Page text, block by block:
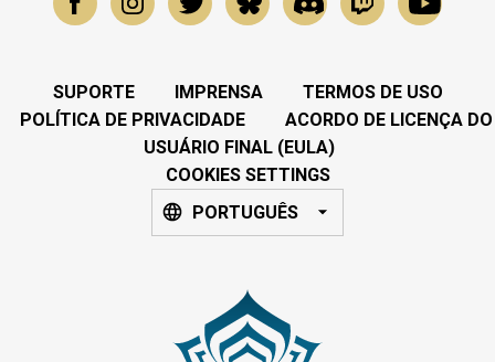
SUPORTE IMPRENSA
TERMOS DE USO
POLÍTICA DE PRIVACIDADE
ACORDO DE LICENÇA DO
USUÁRIO FINAL (EULA)
COOKIES SETTINGS
PORTUGUÊS